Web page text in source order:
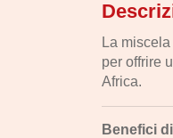
La
per offrire
Africa.
Benefici